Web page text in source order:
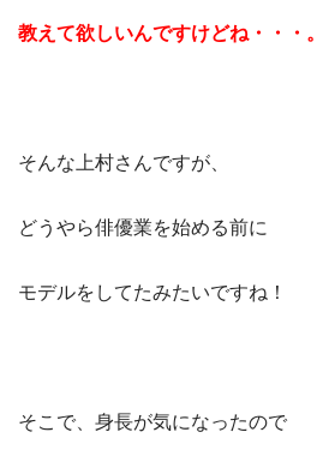
教えて欲しいんですけどね・・・。
そんな上村さんですが、
どうやら俳優業を始める前に
モデルをしてたみたいですね！
そこで、身長が気になったので